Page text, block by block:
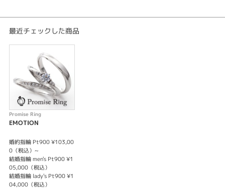
最近チェックした商品
Promise Ring
EMOTION
婚約指輪 Pt900 ¥103,00
0（税込）~
結婚指輪 men's Pt900 ¥1
05,000（税込）
結婚指輪 lady's Pt900 ¥1
04,000（税込）